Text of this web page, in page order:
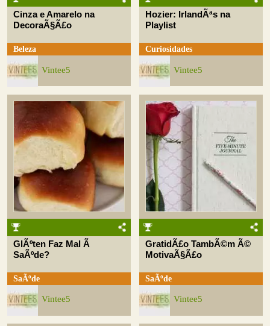
Cinza e Amarelo na
DecoraÃ§Ã£o
Beleza
Vintee5
Hozier: IrlandÃªs na
Playlist
Curiosidades
Vintee5
GlÃºten Faz Mal Ã
SaÃºde?
SaÃºde
Vintee5
GratidÃ£o TambÃ©m Ã©
MotivaÃ§Ã£o
SaÃºde
Vintee5